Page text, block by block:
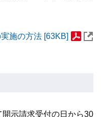
施の方法 [63KB]
示請求受付の日から30